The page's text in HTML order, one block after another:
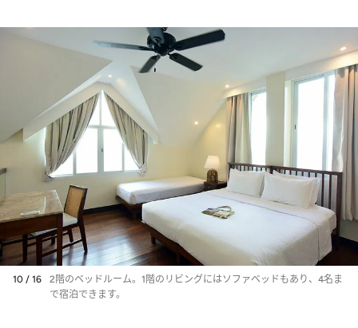
10 / 16
2階のベッドルーム。1階のリビングにはソファベッドもあり、4名ま
で宿泊できます。